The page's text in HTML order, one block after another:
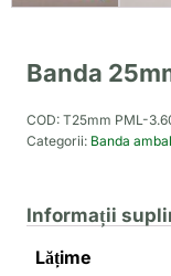
Banda
COD: T25mm PML-
Categorii: Banda
Informații
Lățime